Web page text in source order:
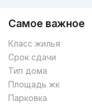
Самое важное
Класс жилья
Срок сдачи
Тип дома
Площадь жк
Парковка